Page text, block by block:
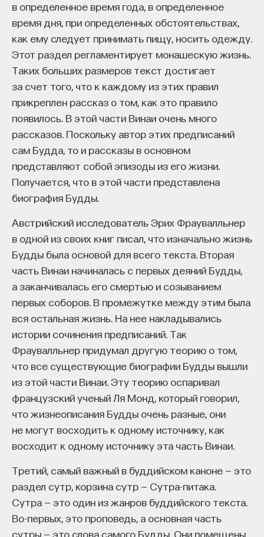
в определенное время года, в определенное
время дня, при определенных обстоятельствах,
как ему следует принимать пищу, носить одежду.
Этот раздел регламентирует монашескую жизнь.
Таких больших размеров текст достигает
за счет того, что к каждому из этих правил
прикреплен рассказ о том, как это правило
появилось. В этой части Винаи очень много
рассказов. Поскольку автор этих предписаний
сам Будда, то и рассказы в основном
представляют собой эпизоды из его жизни.
Получается, что в этой части представлена
биография Будды.
Австрийский исследователь Эрих Фраувалльнер
в одной из своих книг писал, что изначально жизнь
Будды была основой для всего текста. Вторая
часть Винаи начиналась с первых деяний Будды,
а заканчивалась его смертью и созыванием
первых соборов. В промежутке между этим была
вся остальная жизнь. На нее накладывались
истории сочинения предписаний. Так
Фраувалльнер придумал другую теорию о том,
что все существующие биографии Будды вышли
из этой части Винаи. Эту теорию оспаривал
французский ученый Ля Монд, который говорил,
что жизнеописания Будды очень разные, они
не могут восходить к одному источнику, как
восходит к одному источнику эта часть Винаи.
Третий, самый важный в буддийском каноне — это
раздел сутр, корзина сутр — Сутра-питака.
Сутра — это один из жанров буддийского текста.
Во-первых, это проповедь, а основная часть
сутры — это слова самого Будды. Они помещены